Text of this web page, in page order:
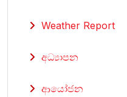
Weather Report
අධ්‍යාපන
ආයෝජන